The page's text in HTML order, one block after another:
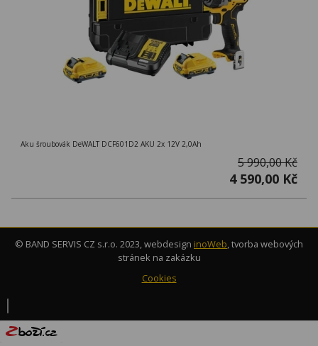
Aku šroubovák DeWALT DCF601D2 AKU 2x 12V 2,0Ah
5 990,00 Kč
4 590,00 Kč
© BAND SERVIS CZ s.r.o. 2023, webdesign inoWeb, tvorba webových
stránek na zakázku
Cookies